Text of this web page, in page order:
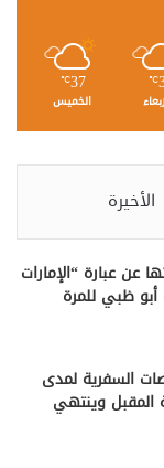
℃
37
℃
الخميس
الأخيرة
عن عبارة “الإمارات
ظبي للمرة
السفرية لمدى
المقبل وينتهي